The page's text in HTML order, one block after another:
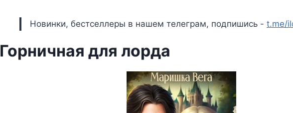
Новинки, бестселлеры в нашем телеграм, подпишись - t.me/
Горничная для лорда